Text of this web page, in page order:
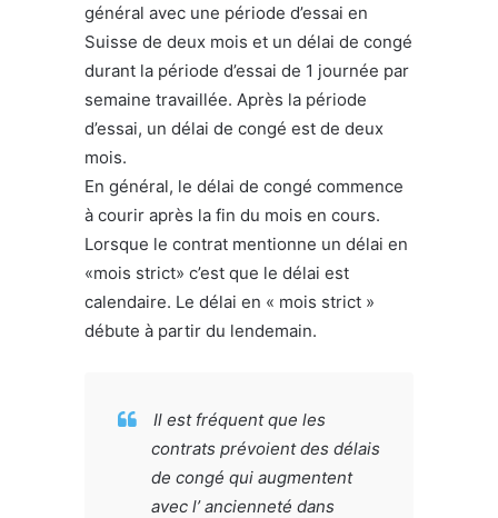
général avec une période d’essai en
Suisse de deux mois et un délai de congé
durant la période d’essai de 1 journée par
semaine travaillée. Après la période
d’essai, un délai de congé est de deux
mois.
En général, le délai de congé commence
à courir après la fin du mois en cours.
Lorsque le contrat mentionne un délai en
«mois strict» c’est que le délai est
calendaire. Le délai en « mois strict »
débute à partir du lendemain.
Il est fréquent que les
contrats prévoient des délais
de congé qui augmentent
avec l’ ancienneté dans